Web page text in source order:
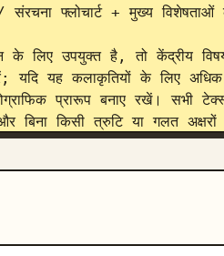
फ्लोचार्ट + मुख्य विशेषताओं
के लिए उपयुक्त है, तो केंद्रीय
यदि यह कलाकृतियों के लिए
प्रारूप बनाए रखें।
बिना किसी त्रुटि या गलत अक्षरों